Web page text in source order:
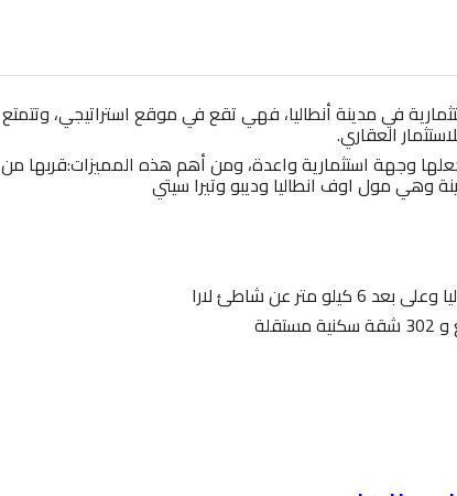
في مدينة أنطاليا، فهي تقع في موقع استراتيجي، وتتمتع
العقاري.
وجهة استثمارية واعدة، ومن أهم هذه المميزات:قربها من
وهي مول اوف انطاليا وديبو وتيرا سيتي